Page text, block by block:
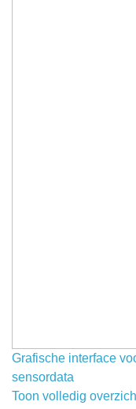
Grafische interface
sensordata
Toon volledig